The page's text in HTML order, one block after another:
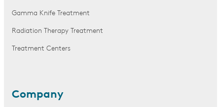
Gamma Knife Treatment
Radiation Therapy Treatment
Treatment Centers
Company